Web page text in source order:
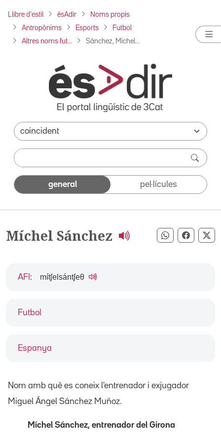
Llibre d'estil ésAdir Noms propis
Antropònims Esports Futbol
Altres noms fut... Sánchez, Míchel...
general pel·lícules
Míchel Sánchez Compartir
Futbol
Espanya
AFI : mítʃelsántʃeθ
Nom amb què es coneix l'entrenador i exjugador
Miguel Ángel Sánchez Muñoz.
Míchel Sánchez, entrenador del Girona